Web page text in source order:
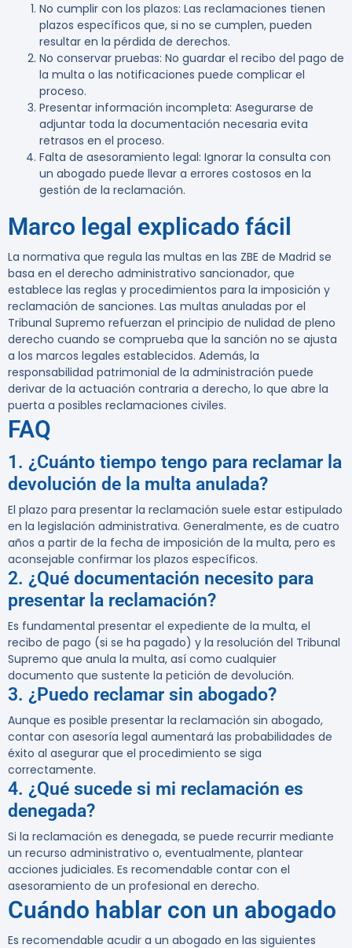
No cumplir con los plazos: Las reclamaciones tienen
plazos específicos que, si no se cumplen, pueden
resultar en la pérdida de derechos.
No conservar pruebas: No guardar el recibo del pago de
la multa o las notificaciones puede complicar el
proceso.
Presentar información incompleta: Asegurarse de
adjuntar toda la documentación necesaria evita
retrasos en el proceso.
Falta de asesoramiento legal: Ignorar la consulta con
un abogado puede llevar a errores costosos en la
gestión de la reclamación.
Marco legal explicado fácil
La normativa que regula las multas en las ZBE de Madrid se
basa en el derecho administrativo sancionador, que
establece las reglas y procedimientos para la imposición y
reclamación de sanciones. Las multas anuladas por el
Tribunal Supremo refuerzan el principio de nulidad de pleno
derecho cuando se comprueba que la sanción no se ajusta
a los marcos legales establecidos. Además, la
responsabilidad patrimonial de la administración puede
derivar de la actuación contraria a derecho, lo que abre la
puerta a posibles reclamaciones civiles.
FAQ
1. ¿Cuánto tiempo tengo para reclamar la
devolución de la multa anulada?
El plazo para presentar la reclamación suele estar estipulado
en la legislación administrativa. Generalmente, es de cuatro
años a partir de la fecha de imposición de la multa, pero es
aconsejable confirmar los plazos específicos.
2. ¿Qué documentación necesito para
presentar la reclamación?
Es fundamental presentar el expediente de la multa, el
recibo de pago (si se ha pagado) y la resolución del Tribunal
Supremo que anula la multa, así como cualquier
documento que sustente la petición de devolución.
3. ¿Puedo reclamar sin abogado?
Aunque es posible presentar la reclamación sin abogado,
contar con asesoría legal aumentará las probabilidades de
éxito al asegurar que el procedimiento se siga
correctamente.
4. ¿Qué sucede si mi reclamación es
denegada?
Si la reclamación es denegada, se puede recurrir mediante
un recurso administrativo o, eventualmente, plantear
acciones judiciales. Es recomendable contar con el
asesoramiento de un profesional en derecho.
Cuándo hablar con un abogado
Es recomendable acudir a un abogado en las siguientes